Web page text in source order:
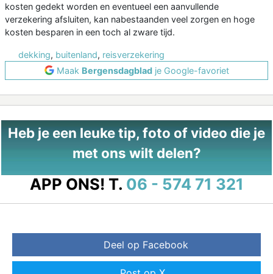
kosten gedekt worden en eventueel een aanvullende
verzekering afsluiten, kan nabestaanden veel zorgen en hoge
kosten besparen in een toch al zware tijd.
dekking, buitenland, reisverzekering
Maak Bergensdagbladje Google-favoriet
Heb je een leuke tip, foto of video die je
met ons wilt delen?
APP ONS! T. 06 - 574 71 321
Deel op Facebook